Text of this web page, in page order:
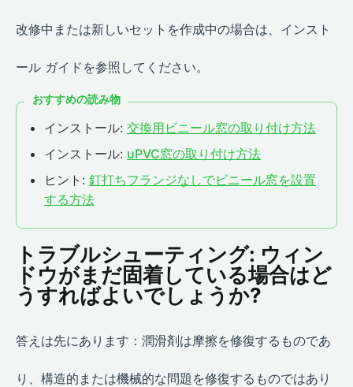
改修中または新しいセットを作成中の場合は、インスト
ール ガイドを参照してください。
おすすめの読み物
インストール: 交換用ビニール窓の取り付け方法
インストール: uPVC窓の取り付け方法
ヒント: 釘打ちフランジなしでビニール窓を設置
する方法
トラブルシューティング: ウィン
ドウがまだ固着している場合はど
うすればよいでしょうか?
答えは先にあります：潤滑剤は摩擦を修復するものであ
り、構造的または機械的な問題を修復するものではあり